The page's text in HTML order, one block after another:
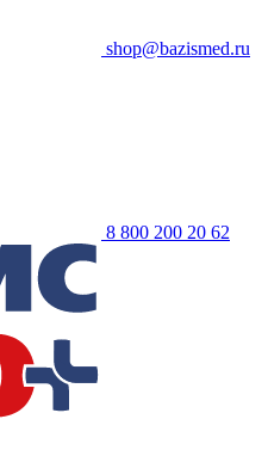
shop@bazismed.ru
8 800 200 20 62